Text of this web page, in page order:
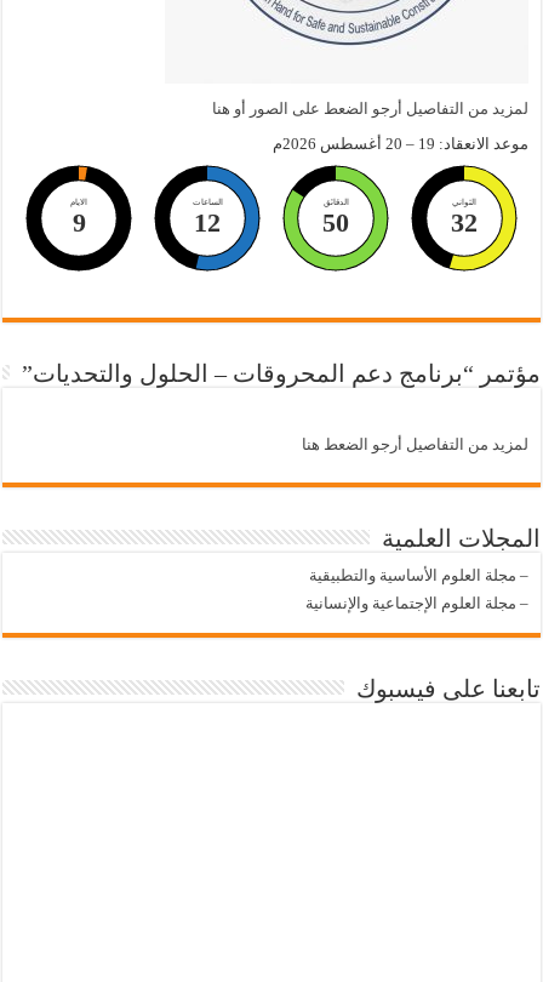
لمزيد من التفاصيل أرجو الضعط على الصور أو هنا
موعد الانعقاد: 19 – 20 أغسطس 2026م
الايام
9
الساعات
12
الدقائق
50
الثواني
31
مؤتمر “برنامج دعم المحروقات – الحلول والتحديات”
لمزيد من التفاصيل أرجو الضعط هنا
المجلات العلمية
– مجلة العلوم الأساسية والتطبيقية
– مجلة العلوم الإجتماعية والإنسانية
تابعنا على فيسبوك